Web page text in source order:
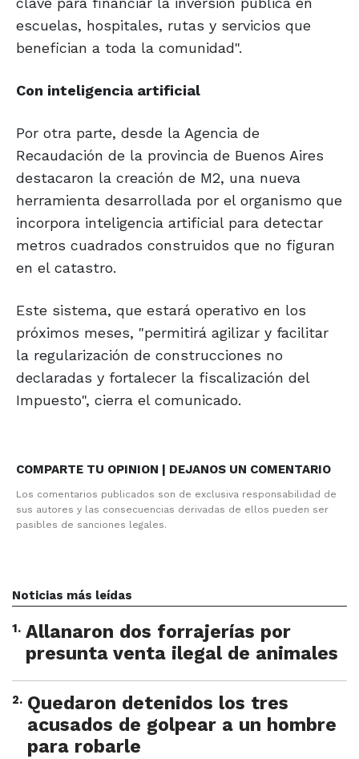
escuelas, hospitales, rutas y servicios que
benefician a toda la comunidad".
Con inteligencia artificial
Por otra parte, desde la Agencia de
Recaudación de la provincia de Buenos Aires
destacaron la creación de M2, una nueva
herramienta desarrollada por el organismo que
incorpora inteligencia artificial para detectar
metros cuadrados construidos que no figuran
en el catastro.
Este sistema, que estará operativo en los
próximos meses, "permitirá agilizar y facilitar
la regularización de construcciones no
declaradas y fortalecer la fiscalización del
Impuesto", cierra el comunicado.
COMPARTE TU OPINION | DEJANOS UN COMENTARIO
Los comentarios publicados son de exclusiva responsabilidad de
sus autores y las consecuencias derivadas de ellos pueden ser
pasibles de sanciones legales.
Noticias más leídas
1. Allanaron dos forrajerías por
presunta venta ilegal de animales
2. Quedaron detenidos los tres
acusados de golpear a un hombre
para robarle